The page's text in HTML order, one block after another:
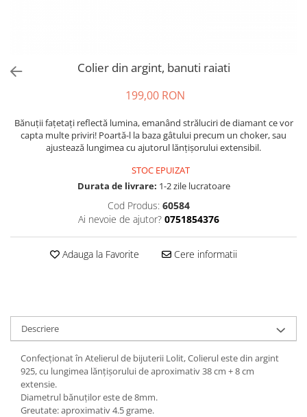
Colier din argint, banuti raiati
199,00 RON
Bănuții fațetați reflectă lumina, emanând străluciri de diamant ce vor
capta multe priviri! Poartă-l la baza gâtului precum un choker, sau
ajustează lungimea cu ajutorul lănțișorului extensibil.
STOC EPUIZAT
Durata de livrare: 1-2 zile lucratoare
Cod Produs: 60584
Ai nevoie de ajutor? 0751854376
Adauga la Favorite Cere informatii
Descriere
Confecționat în Atelierul de bijuterii Lolit, Colierul este din argint
925, cu lungimea lănțișorului de aproximativ 38 cm + 8 cm
extensie.
Diametrul bănuților este de 8mm.
Greutate: aproximativ 4.5 grame.